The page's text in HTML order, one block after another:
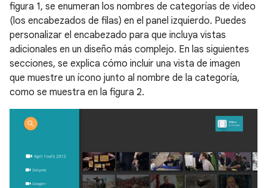
figura 1, se enumeran los nombres de categorías de video
(los encabezados de filas) en el panel izquierdo. Puedes
personalizar el encabezado para que incluya vistas
adicionales en un diseño más complejo. En las siguientes
secciones, se explica cómo incluir una vista de imagen
que muestre un ícono junto al nombre de la categoría,
como se muestra en la figura 2.